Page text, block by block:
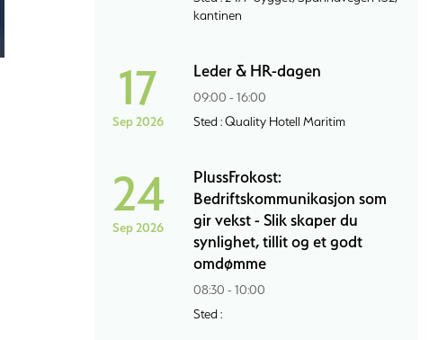
kantinen
17
Sep 2026
Leder & HR-dagen
09:00 - 16:00
Sted : Quality Hotell Maritim
24
Sep 2026
PlussFrokost:
Bedriftskommunikasjon som
gir vekst - Slik skaper du
synlighet, tillit og et godt
omdømme
08:30 - 10:00
Sted :